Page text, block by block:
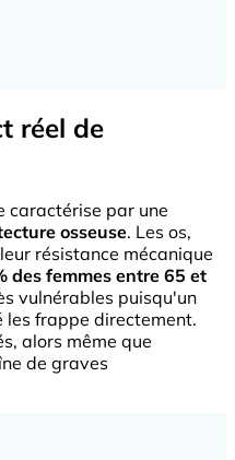
réel de
caractérise par une
osseuse. Les os,
résistance mécanique
des femmes entre 65 et
vulnérables puisqu'un
frappe directement.
alors même que
de graves